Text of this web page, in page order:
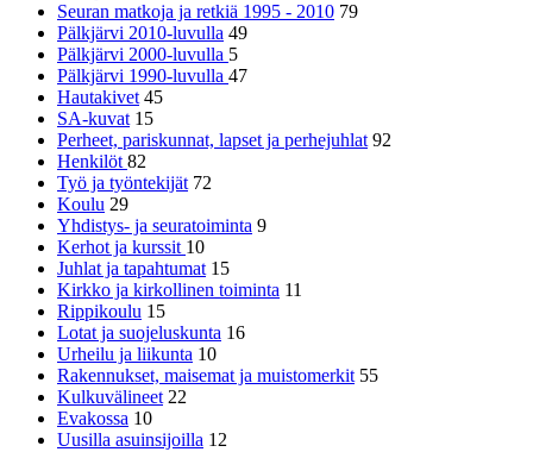
Seuran matkoja ja retkiä 1995 - 2010 79
Pälkjärvi 2010-luvulla 49
Pälkjärvi 2000-luvulla 5
Pälkjärvi 1990-luvulla 47
Hautakivet 45
SA-kuvat 15
Perheet, pariskunnat, lapset ja perhejuhlat 92
Henkilöt82
Työ ja työntekijät 72
Koulu 29
Yhdistys- ja seuratoiminta 9
Kerhot ja kurssit 10
Juhlat ja tapahtumat 15
Kirkko ja kirkollinen toiminta 11
Rippikoulu 15
Lotat ja suojeluskunta 16
Urheilu ja liikunta 10
Rakennukset, maisemat ja muistomerkit 55
Kulkuvälineet 22
Evakossa 10
Uusilla asuinsijoilla 12